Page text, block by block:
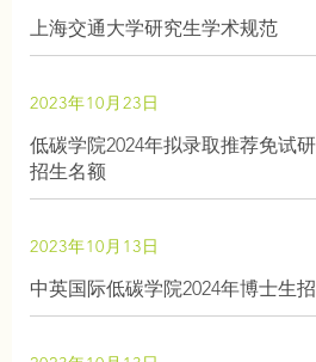
上海交通大学研究生学术规范
2023年10月23日
低碳学院2024年拟录取推荐免试
招生名额
2023年10月13日
中英国际低碳学院2024年博士生